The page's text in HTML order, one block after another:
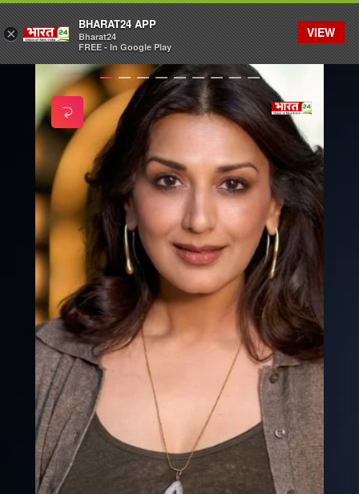
×
BHARAT24 APP
Bharat24
FREE - In Google Play
VIEW